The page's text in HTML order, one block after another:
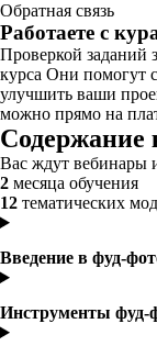
Обратная связь
Работаете с
Проверкой заданий
курса Они помогут
улучшить ваши
можно прямо на
Содержание
Вас ждут вебинары
2 месяца обучения
12 тематических
Введение в фуд-
Инструменты фуд-